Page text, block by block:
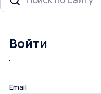
Войти
Email